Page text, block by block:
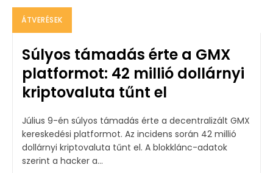
ÁTVERÉSEK
Súlyos támadás érte a GMX
platformot: 42 millió dollárnyi
kriptovaluta tűnt el
Július 9-én súlyos támadás érte a decentralizált GMX
kereskedési platformot. Az incidens során 42 millió
dollárnyi kriptovaluta tűnt el. A blokklánc-adatok
szerint a hacker a...